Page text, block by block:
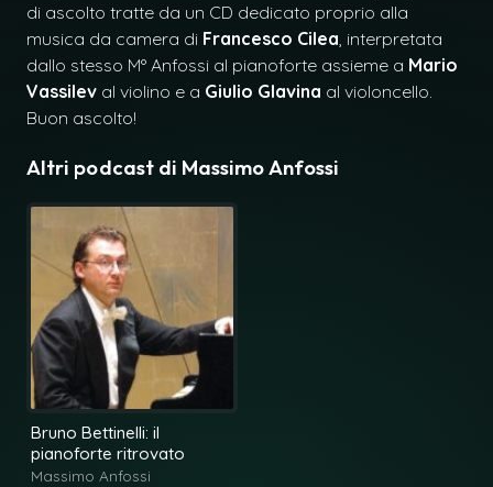
di ascolto tratte da un CD dedicato proprio alla
musica da camera di Francesco Cilea, interpretata
dallo stesso M° Anfossi al pianoforte assieme a Mario
Vassilev al violino e a Giulio Glavina al violoncello.
Buon ascolto!
Altri podcast di Massimo Anfossi
Bruno Bettinelli: il
pianoforte ritrovato
Massimo Anfossi